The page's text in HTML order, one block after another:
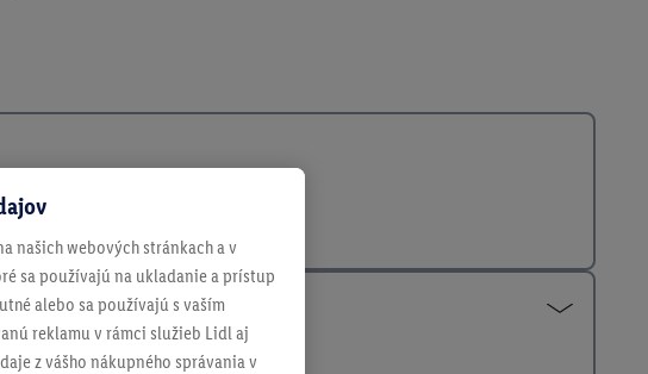
našich webových stránkach a v
sa používajú na ukladanie a prístup
alebo sa používajú s vaším
reklamu v rámci služieb Lidl aj
z vášho nákupného správania v